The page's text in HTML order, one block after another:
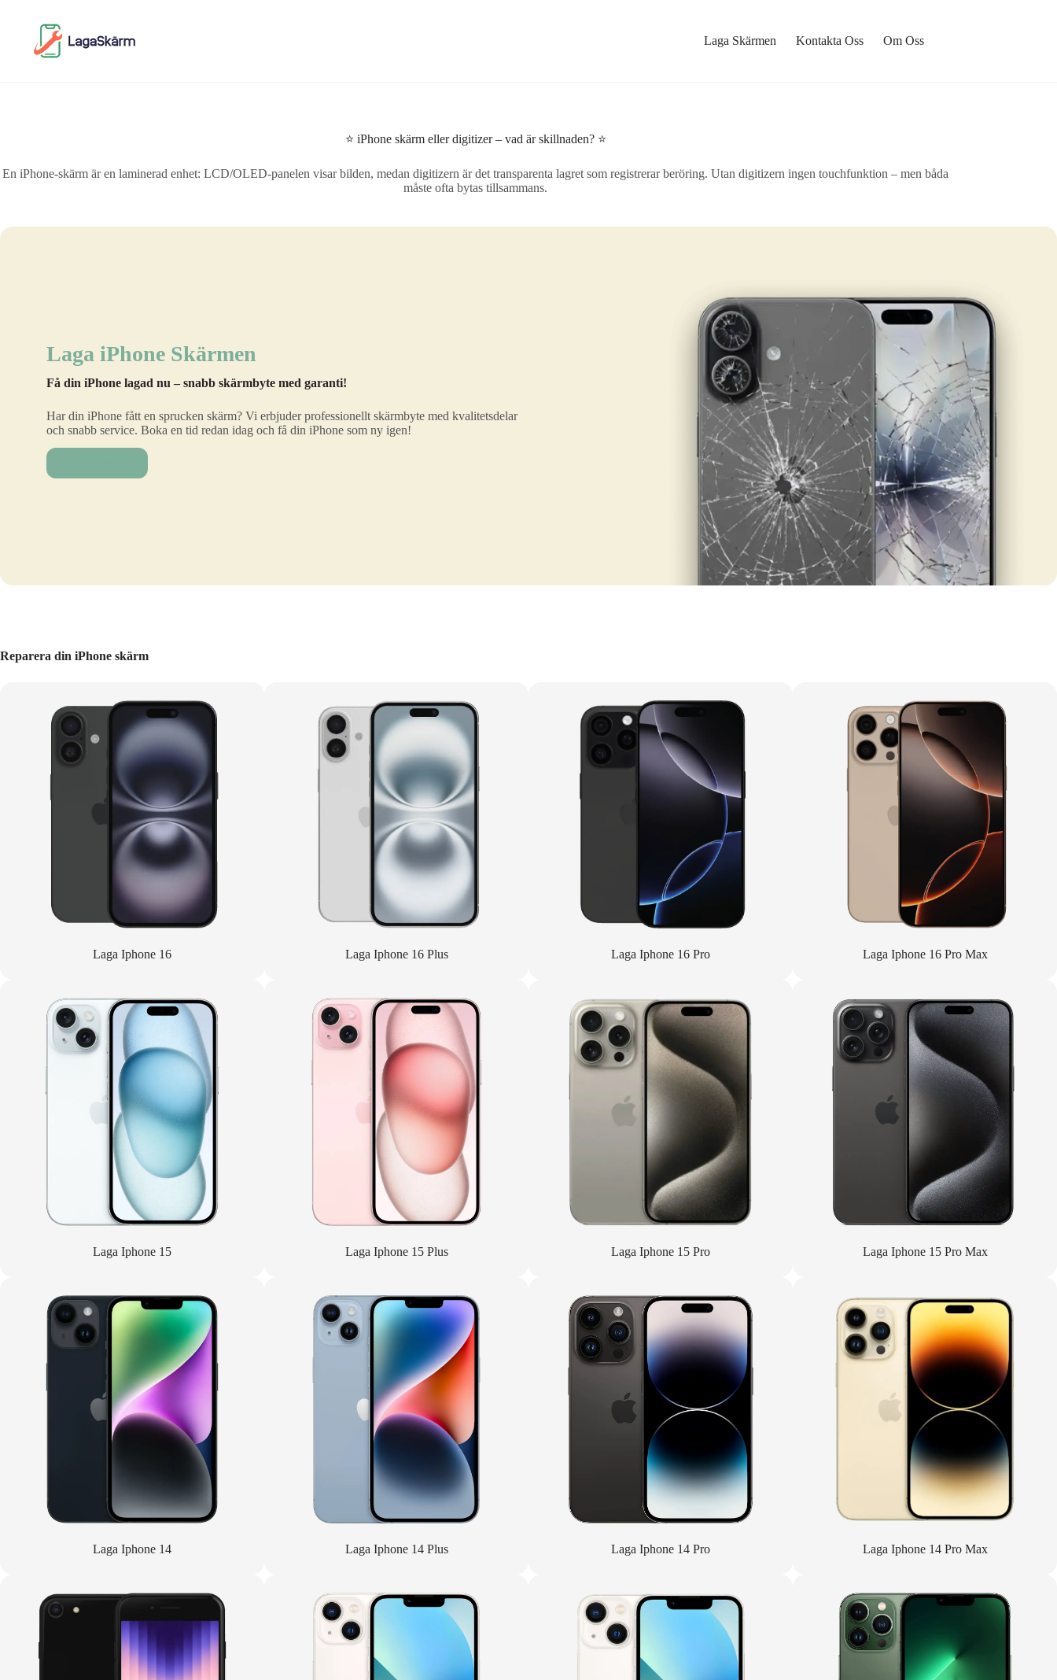
Laga Skärmen Kontakta Oss Om Oss
⭐ iPhone skärm eller digitizer – vad är skillnaden? ⭐
En iPhone-skärm är en laminerad enhet: LCD/OLED-panelen visar bilden, medan digitizern är det transparenta lagret som registrerar beröring. Utan digitizern ingen touchfunktion – men båda
måste ofta bytas tillsammans.
Laga iPhone Skärmen
Få din iPhone lagad nu – snabb skärmbyte med garanti!
Har din iPhone fått en sprucken skärm? Vi erbjuder professionellt skärmbyte med kvalitetsdelar
och snabb service. Boka en tid redan idag och få din iPhone som ny igen!
Reparera din iPhone skärm
Laga Iphone 16 Laga Iphone 16 Plus Laga Iphone 16 Pro Laga Iphone 16 Pro Max
Laga Iphone 15 Laga Iphone 15 Plus Laga Iphone 15 Pro Laga Iphone 15 Pro Max
Laga Iphone 14 Laga Iphone 14 Plus Laga Iphone 14 Pro Laga Iphone 14 Pro Max